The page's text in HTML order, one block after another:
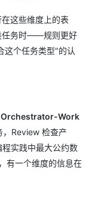
这些维度上的表
任务时——规则更好
个任务类型"的认
Orchestrator-Work
Review 检查产
实践中最大公约数
有一个维度的信息在